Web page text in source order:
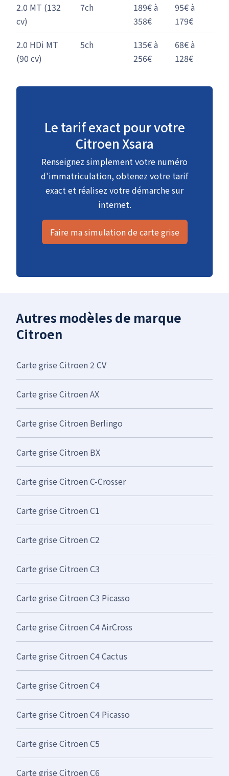
2.0 MT (132
cv)
7ch
189€ à
358€
95€ à
179€
2.0 HDi MT
(90 cv)
5ch
135€ à
256€
68€ à
128€
Le tarif exact pour votre
Citroen Xsara
Renseignez simplement votre numéro
d'immatriculation, obtenez votre tarif
exact et réalisez votre démarche sur
internet.
Faire ma simulation de carte grise
Autres modèles de marque
Citroen
Carte grise Citroen 2 CV
Carte grise Citroen AX
Carte grise Citroen Berlingo
Carte grise Citroen BX
Carte grise Citroen C-Crosser
Carte grise Citroen C1
Carte grise Citroen C2
Carte grise Citroen C3
Carte grise Citroen C3 Picasso
Carte grise Citroen C4 AirCross
Carte grise Citroen C4 Cactus
Carte grise Citroen C4
Carte grise Citroen C4 Picasso
Carte grise Citroen C5
Carte grise Citroen C6